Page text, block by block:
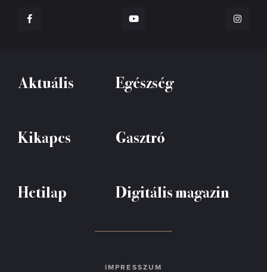
Aktuális Egészség
Kikapcs Gasztró
Hetilap Digitális magazin
IMPRESSZUM